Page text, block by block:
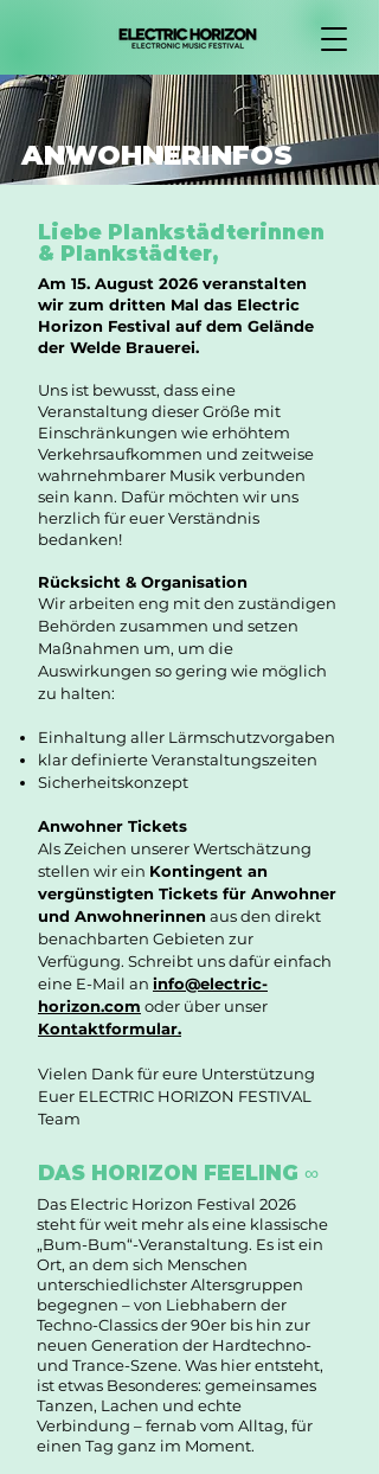
ANWOHNERINFOS
Liebe Plankstädterinnen
& Plankstädter,
Am 15. August 2026 veranstalten
wir zum dritten Mal das Electric
Horizon Festival auf dem Gelände
der Welde Brauerei.
Uns ist bewusst, dass eine
Veranstaltung dieser Größe mit
Einschränkungen wie erhöhtem
Verkehrsaufkommen und zeitweise
wahrnehmbarer Musik verbunden
sein kann. Dafür möchten wir uns
herzlich für euer Verständnis
bedanken!
Rücksicht & Organisation
Wir arbeiten eng mit den zuständigen
Behörden zusammen und setzen
Maßnahmen um, um die
Auswirkungen so gering wie möglich
zu halten:
Einhaltung aller Lärmschutzvorgaben
klar definierte Veranstaltungszeiten
Sicherheitskonzept
Anwohner Tickets
Als Zeichen unserer Wertschätzung
stellen wir ein Kontingent an
vergünstigten Tickets für Anwohner
und Anwohnerinnen aus den direkt
benachbarten Gebieten zur
Verfügung. Schreibt uns dafür einfach
eine E-Mail an info@electric-
horizon.com oder über unser
Kontaktformular.
Vielen Dank für eure Unterstützung
Euer ELECTRIC HORIZON FESTIVAL
Team
DAS HORIZON FEELING ∞
Das Electric Horizon Festival 2026
steht für weit mehr als eine klassische
„Bum-Bum“-Veranstaltung. Es ist ein
Ort, an dem sich Menschen
unterschiedlichster Altersgruppen
begegnen – von Liebhabern der
Techno-Classics der 90er bis hin zur
neuen Generation der Hardtechno-
und Trance-Szene. Was hier entsteht,
ist etwas Besonderes: gemeinsames
Tanzen, Lachen und echte
Verbindung – fernab vom Alltag, für
einen Tag ganz im Moment.